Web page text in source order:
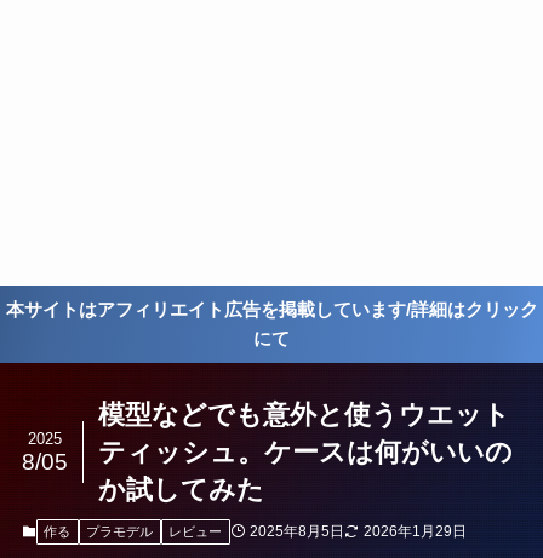
本サイトはアフィリエイト広告を掲載しています/詳細はクリック
にて
模型などでも意外と使うウエット
ティッシュ。ケースは何がいいの
か試してみた
2025
8/05
作る プラモデル レビュー 2025年8月5日 2026年1月29日